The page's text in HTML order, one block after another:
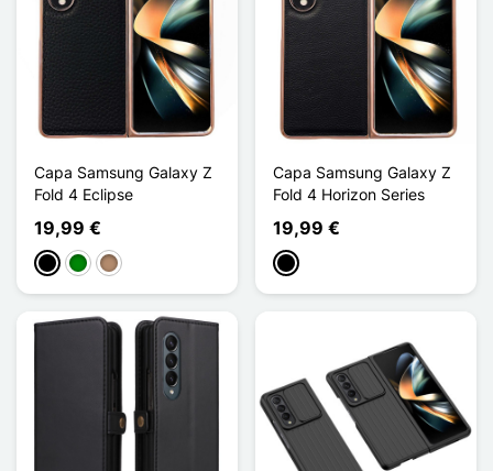
Capa Samsung Galaxy Z
Fold 4 Eclipse
19,99 €
PretoVerdeTaupe
Capa Samsung Galaxy Z
Fold 4 Horizon Series
19,99 €
Preto